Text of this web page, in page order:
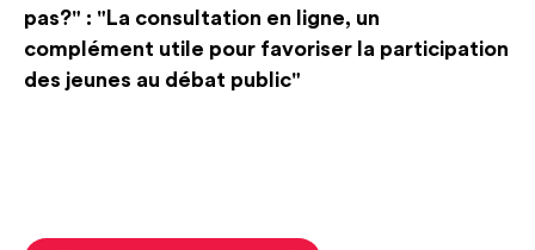
pas?" : "La consultation en ligne, un
complément utile pour favoriser la participation
des jeunes au débat public"